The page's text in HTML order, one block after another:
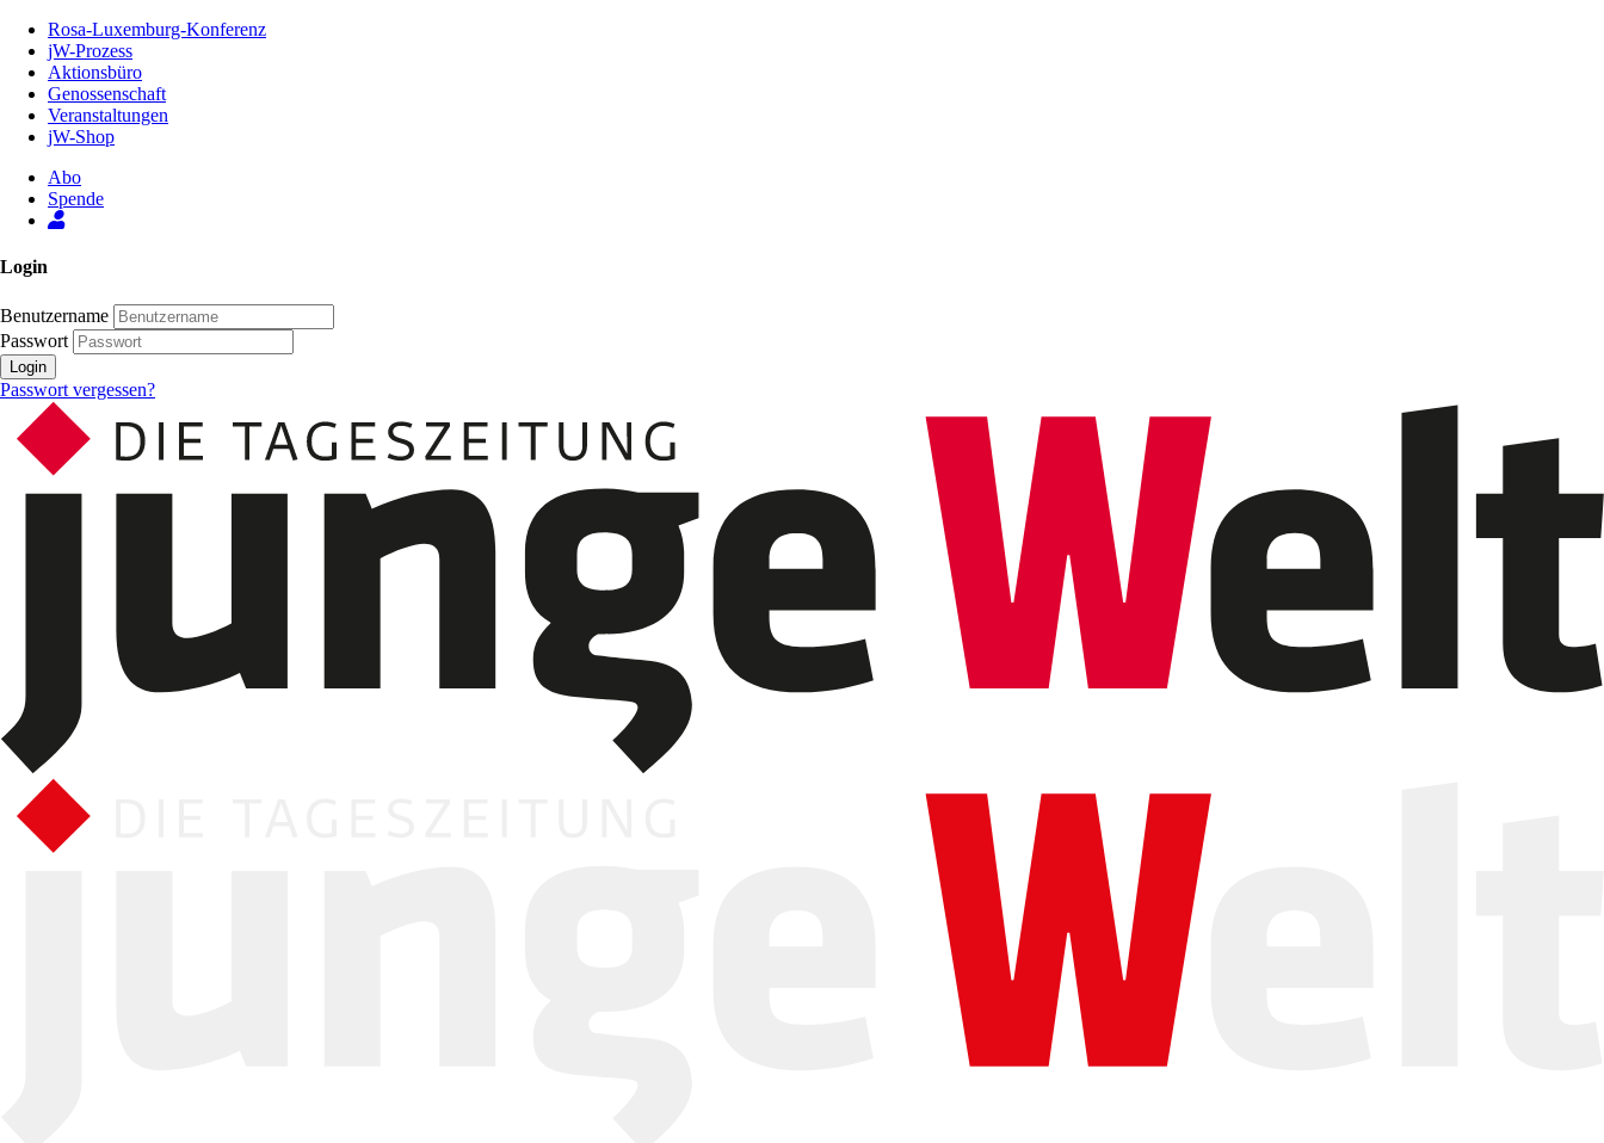
Inhalt
Seite
Rosa-Luxemburg-Konferenz
jW-Prozess
Aktionsbüro
Genossenschaft
Veranstaltungen
jW-Shop
Abo
Spende
Login
Benutzername
Passwort
Login
Passwort vergessen?